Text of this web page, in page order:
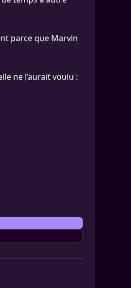
parce que Marvin
ne l’aurait voulu :